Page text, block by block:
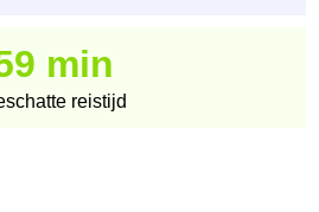
min
reistijd